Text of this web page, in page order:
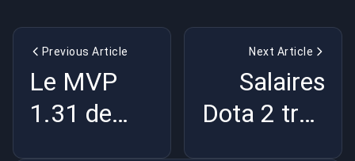
Previous Article
Le MVP
1.31 de
Next Article
Salaires
Dota 2 trop